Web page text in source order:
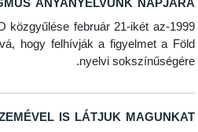
közgyűlése február 21-ikét az
hogy felhívják a figyelmet a
nyelvi
is látjuk